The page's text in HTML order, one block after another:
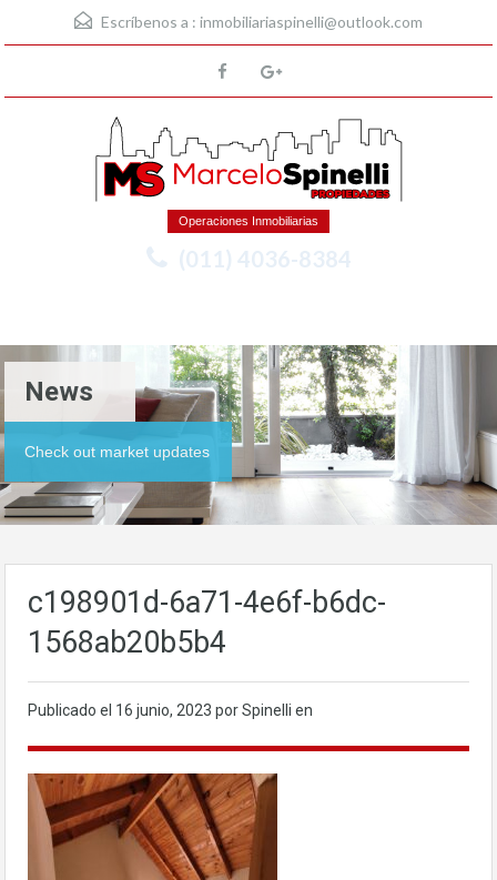
Escríbenos a : inmobiliariaspinelli@outlook.com
Operaciones Inmobiliarias
(011) 4036-8384
News
Check out market updates
c198901d-6a71-4e6f-b6dc-
1568ab20b5b4
Publicado el 16 junio, 2023 por Spinelli en